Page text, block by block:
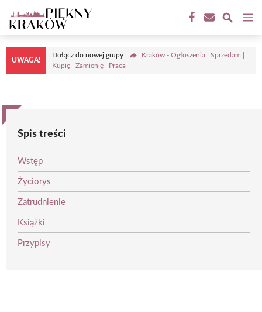
do
treści
UWAGA!
Dołącz do nowej grupy
Kraków - Ogłoszenia | Sprzedam |
Kupię | Zamienię | Praca
Spis treści
Wstęp
Życiorys
Zatrudnienie
Książki
Przypisy